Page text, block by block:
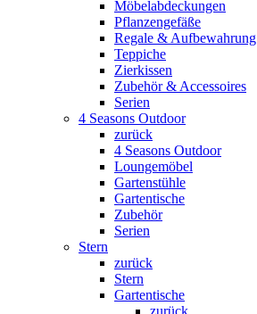
Möbelabdeckungen
Pflanzengefäße
Regale & Aufbewahrung
Teppiche
Zierkissen
Zubehör & Accessoires
Serien
4 Seasons Outdoor
zurück
4 Seasons Outdoor
Loungemöbel
Gartenstühle
Gartentische
Zubehör
Serien
Stern
zurück
Stern
Gartentische
zurück